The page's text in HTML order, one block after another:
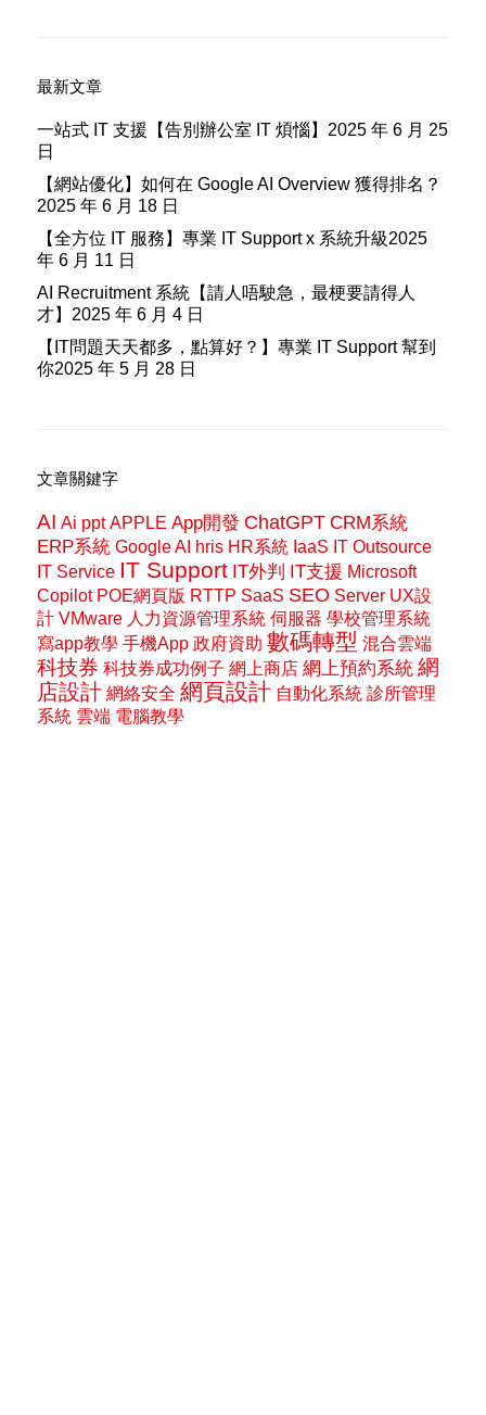
最新文章
一站式 IT 支援【告別辦公室 IT 煩惱】 2025 年 6 月 25
日
【網站優化】如何在 Google AI Overview 獲得排名？
2025 年 6 月 18 日
【全方位 IT 服務】專業 IT Support x 系統升級2025
年 6 月 11 日
AI Recruitment 系統【請人唔駛急，最梗要請得人
才】 2025 年 6 月 4 日
【IT問題天天都多，點算好？】專業 IT Support 幫到
你2025 年 5 月 28 日
文章關鍵字
AI Ai ppt APPLE App開發 ChatGPT CRM系統
ERP系統 Google AI hris HR系統 IaaS IT Outsource
IT Service IT Support IT外判 IT支援 Microsoft
Copilot POE網頁版 RTTP SaaS SEO Server UX設
計 VMware 人力資源管理系統 伺服器 學校管理系統
寫app教學 手機App 政府資助 數碼轉型 混合雲端
科技券 科技券成功例子 網上商店 網上預約系統 網
店設計 網絡安全 網頁設計 自動化系統 診所管理
系統 雲端 電腦教學